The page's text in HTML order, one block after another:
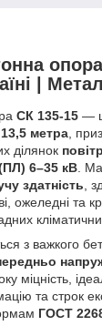
|
СК 135-15 —
метра,
ділянок
6–35 кВ.
здатність,
ожеледні та
з важкого
міцність,
та строк
ГОСТ